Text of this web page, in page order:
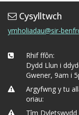
Cysylltwch
ymholiadau@sir-
Rhif ffôn:
Dydd Llun i
Gwener, 9am i
Argyfwng y tu
oriau:
Tîm Dyletswydd